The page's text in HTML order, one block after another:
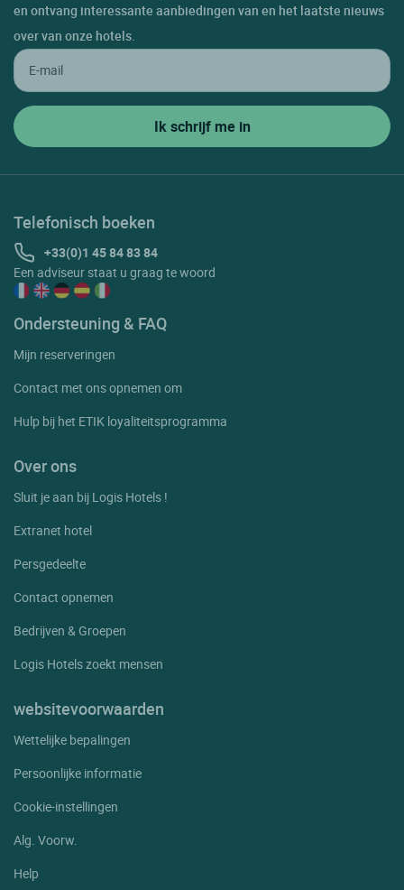
en ontvang interessante aanbiedingen van en het laatste nieuws
over van onze hotels.
Telefonisch boeken
+33(0)1 45 84 83 84
Een adviseur staat u graag te woord
Ondersteuning & FAQ
Mijn reserveringen
Contact met ons opnemen om
Hulp bij het ETIK loyaliteitsprogramma
Over ons
Sluit je aan bij Logis Hotels !
Extranet hotel
Persgedeelte
Contact opnemen
Bedrijven & Groepen
Logis Hotels zoekt mensen
websitevoorwaarden
Wettelijke bepalingen
Persoonlijke informatie
Cookie-instellingen
Alg. Voorw.
Help